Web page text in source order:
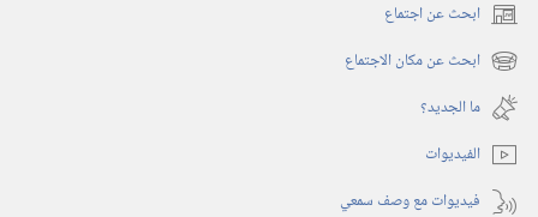
ابحث عن اجتماع (يفتح
نافذة ابحث عن مكان الاجتماع (يفتح
نافذة
جديدة)
ما الجديد؟‏
الفيديوات
فيديوات مع وصف سمعي